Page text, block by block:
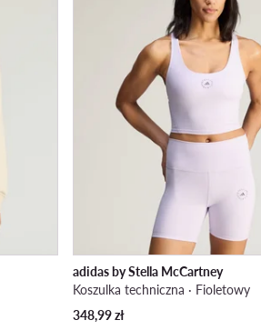
adidas by Stella McCartney
Koszulka techniczna · Fioletowy
348,99zł